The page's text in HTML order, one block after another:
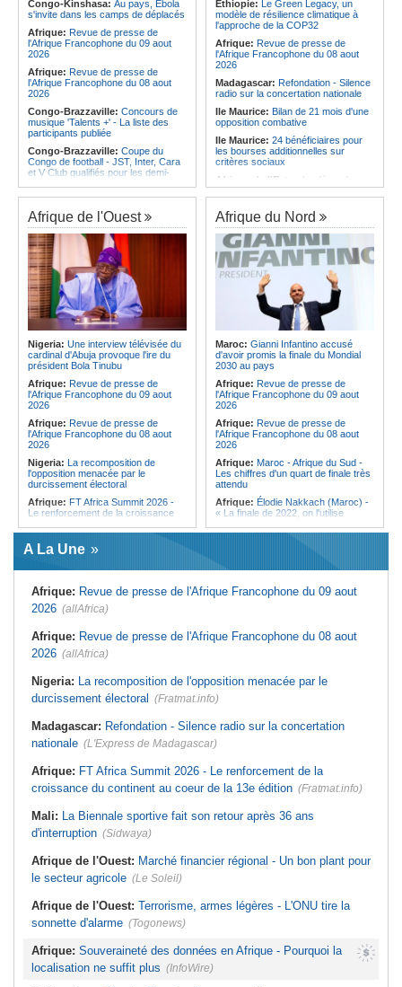
Afrique:Les statistiques clés avant
le quart de finale entre la Côte
d'Ivoire et l'Algérie
Afrique:
Le Maroc et l'Afrique du
la finale
Angola:Le MAT organise la
troisième édition de la Semaine du
développement local à Namibe
Congo-Kinshasa: Au pays, Ebola
s'invite dans les camps de déplacés
Afrique: Revue de presse de
l'Afrique Francophone du 09 aout
2026
Afrique: Revue de presse de
l'Afrique Francophone du 08 aout
2026
Congo-Brazzaville: Concours de
musique 'Talents +' - La liste des
participants publiée
Congo-Brazzaville: Coupe du
Congo de football - JST, Inter, Cara
et V Club qualifiés pour les demi-
Congo-Brazzaville:Lutte contre la
corruption - Les parlementaires
sensibilisés
Congo-Brazzaville:
Santé publique
- Ollombo réceptionne son hôpital de
référence
Congo-Brazzaville: Lutte contre
les épidémies - Les employés de la
maison de retraite Kambissi en
formation
Congo-Brazzaville:Distinction -
Darrel Ornelle Elion Assiana promue
maître-assistant Cames
Afrique: Naomi Eto (Cameroun) - «
Face au Nigeria, nous donnerons
tout sur le terrain. »
Ethiopie: Le Green Legacy, un
modèle de résilience climatique à
l'approche de la COP32
Afrique: Revue de presse de
l'Afrique Francophone du 08 aout
2026
Madagascar: Refondation - Silence
radio sur la concertation nationale
Ile Maurice: Bilan de 21 mois d'une
opposition combative
Ile Maurice: 24 bénéficiaires pour
les bourses additionnelles sur
critères sociaux
Afrique de l'Est:
« La dépendance
de l'Égypte vis-à-vis du régime
érythréen aggrave l'instabilité dans
la région de la Corne de l'Afrique »,
selon le RSADO
Ethiopie: Le peuple oromo s'est
historiquement opposé à des
systèmes administratifs défaillants
Ethiopie:« Le renforcement des
capacités de l'armée de l'air
éthiopienne consolide la dissuasion
nationale », déclare le commandant
Afrique de l'Est:« Les dirigeants
érythréens font obstacle à la stabilité
et au développement de la région »,
selon un professeur de l'université
d'Uppsala
Ile Maurice:
Dharam Gokhool -
mo sekirite»
Afrique de l'Ouest
Nigeria: Une interview télévisée du
cardinal d'Abuja provoque l'ire du
président Bola Tinubu
Afrique: Revue de presse de
l'Afrique Francophone du 09 aout
2026
Afrique: Revue de presse de
l'Afrique Francophone du 08 aout
2026
Nigeria: La recomposition de
l'opposition menacée par le
durcissement électoral
Afrique: FT Africa Summit 2026 -
Le renforcement de la croissance
édition
Mali:La Biennale sportive fait son
financier régional - Un bon plant
pour le secteur agricole
armes légères - L'ONU tire la
sonnette d'alarme
Sénégal:FERA - La DG sortante
financier du fonds
Sénégal:Affaire d'actes contre
Pikine-Guédiawaye interjette appel
de l'ordonnance de non-lieu partiel et
de renvoi de plusieurs prévenus
Afrique du Nord
Maroc: Gianni Infantino accusé
d'avoir promis la finale du Mondial
2030 au pays
Afrique: Revue de presse de
l'Afrique Francophone du 09 aout
2026
Afrique: Revue de presse de
l'Afrique Francophone du 08 aout
2026
Afrique: Maroc - Afrique du Sud -
Les chiffres d'un quart de finale très
attendu
Afrique: Élodie Nakkach (Maroc) -
« La finale de 2022, on l'utilise
l'avant »
d'Ivoire et l'Algérie
Afrique:Le Maroc et l'Afrique du
Afrique:
Côte d'Ivoire - Algérie, un
duel de contrastes
quart
Tunisie:
interconnecté « One Health »
A La Une
Afrique: Revue de presse de l'Afrique Francophone du 09 aout
2026 (allAfrica)
Afrique: Revue de presse de l'Afrique Francophone du 08 aout
2026 (allAfrica)
Nigeria: La recomposition de l'opposition menacée par le
durcissement électoral (Fratmat.info)
Madagascar: Refondation - Silence radio sur la concertation
nationale (L'Express de Madagascar)
Afrique: FT Africa Summit 2026 - Le renforcement de la
croissance du continent au coeur de la 13e édition (Fratmat.info)
Mali: La Biennale sportive fait son retour après 36 ans
d'interruption (Sidwaya)
Afrique de l'Ouest: Marché financier régional - Un bon plant pour
le secteur agricole (Le Soleil)
Afrique de l'Ouest: Terrorisme, armes légères - L'ONU tire la
sonnette d'alarme (Togonews)
Afrique: Souveraineté des données en Afrique - Pourquoi la
localisation ne suffit plus (InfoWire)